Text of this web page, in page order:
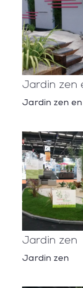
Jardin zen
Jardin zen
Jardin zen
Jardin zen